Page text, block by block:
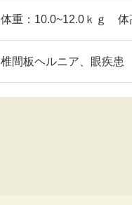
体重：10.0~12.0ｋｇ 体
椎間板ヘルニア、眼疾患